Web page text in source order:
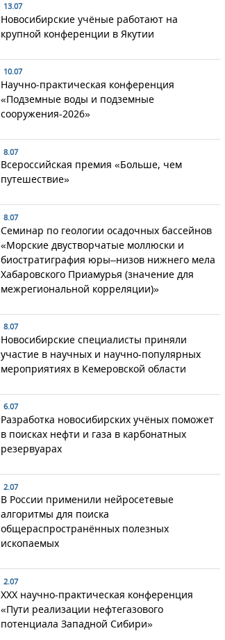
13.07
Новосибирские учёные работают на
крупной конференции в Якутии
10.07
Научно-практическая конференция
«Подземные воды и подземные
сооружения-2026»
8.07
Всероссийская премия «Больше, чем
путешествие»
8.07
Семинар по геологии осадочных бассейнов
«Морские двустворчатые моллюски и
биостратиграфия юры–низов нижнего мела
Хабаровского Приамурья (значение для
межрегиональной корреляции)»
8.07
Новосибирские специалисты приняли
участие в научных и научно-популярных
мероприятиях в Кемеровской области
6.07
Разработка новосибирских учёных поможет
в поисках нефти и газа в карбонатных
резервуарах
2.07
В России применили нейросетевые
алгоритмы для поиска
общераспространённых полезных
ископаемых
2.07
XXX научно-практическая конференция
«Пути реализации нефтегазового
потенциала Западной Сибири»